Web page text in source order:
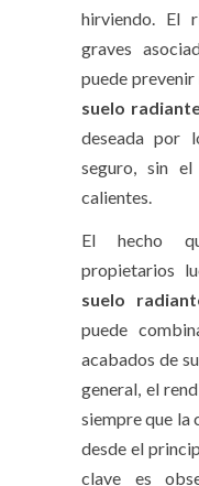
hirviendo. El
graves
puede
suelo
deseada por
seguro, sin
calientes.
El hecho
propietarios
suelo
puede
acabados de
general, el
siempre que la
desde el
clave es